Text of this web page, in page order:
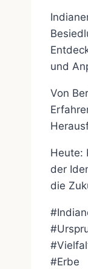
und
Von
Heute:
der
die
#Erbe